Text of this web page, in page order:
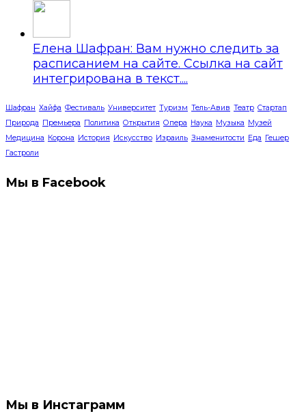
Елена Шафран: Вам нужно следить за
расписанием на сайте. Ссылка на сайт
интегрирована в текст....
Шафран Хайфа Фестиваль Университет Туризм Тель-Авив Театр Стартап
Природа Премьера Политика Открытия Опера Наука Музыка Музей
Медицина Корона История Искусство Израиль Знаменитости Еда Гешер
Гастроли
Мы в Facebook
Мы в Инстаграмм